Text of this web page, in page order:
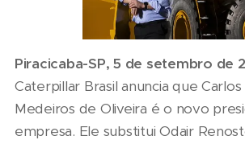
Piracicaba-SP, 5 de setembro de
Caterpillar Brasil anuncia que
Medeiros de Oliveira é o novo
empresa. Ele substitui Odair